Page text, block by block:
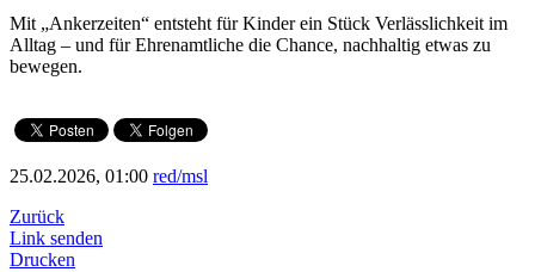
Mit „Ankerzeiten“ entsteht für Kinder ein Stück Verlässlichkeit im
Alltag – und für Ehrenamtliche die Chance, nachhaltig etwas zu
bewegen.
25.02.2026, 01:00 red/msl
Zurück
Link senden
Drucken